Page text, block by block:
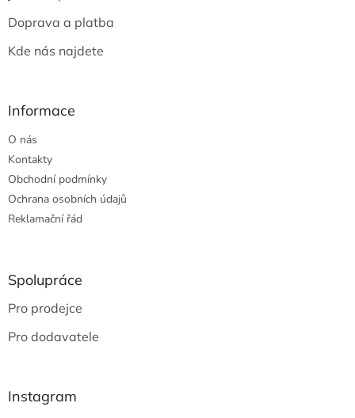
Doprava a platba
Kde nás najdete
Informace
O nás
Kontakty
Obchodní podmínky
Ochrana osobních údajů
Reklamační řád
Spolupráce
Pro prodejce
Pro dodavatele
Instagram